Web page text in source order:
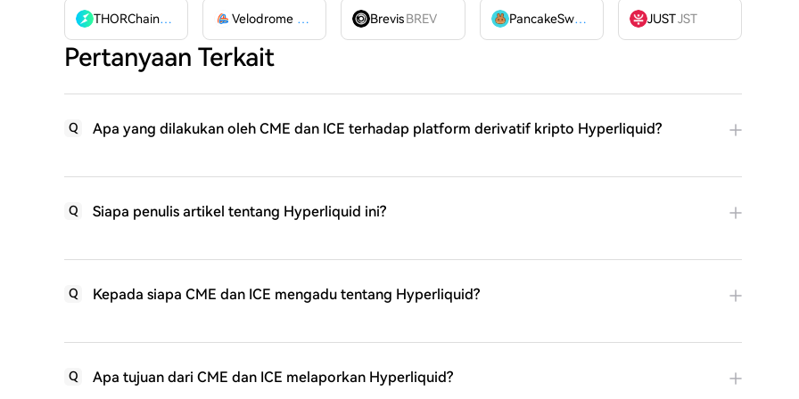
THORChain
RUNE Velodrome Finance VELODROME
BrevisBREV PancakeSwap JUSTJST
Pertanyaan Terkait
Q Apa yang dilakukan oleh CME dan ICE terhadap platform derivatif kripto Hyperliquid?
Q Siapa penulis artikel tentang Hyperliquid ini?
Q Kepada siapa CME dan ICE mengadu tentang Hyperliquid?
Q Apa tujuan dari CME dan ICE melaporkan Hyperliquid?